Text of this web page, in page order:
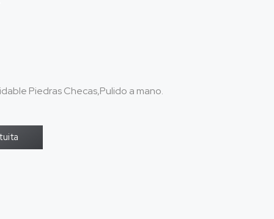
Piedras Checas,Pulido a mano.